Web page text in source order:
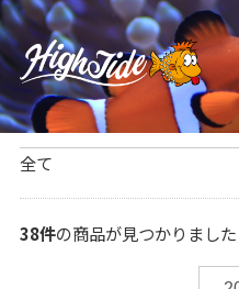
海水魚
全て
38件の商品が見つかりました